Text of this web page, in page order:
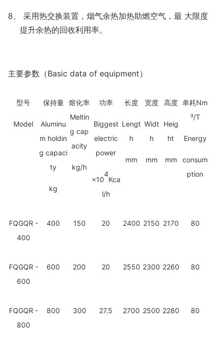
8、 采用热交换装置，烟气余热加热助燃空气，最 大限度
提升余热的回收利用率。
主要参数（Basic data of equipment）
型号
Model
保持量
Aluminu
m holdin
g capaci
ty
kg
熔化率
Meltin
g cap
acity
kg/h
功率
Biggest
electric
power
×10
4
Kca
l/h
长度
Lengt
h
mm
宽度
Widt
h
mm
高度
Heig
ht
mm
单耗Nm
³/T
Energy
consum
ption
FQGQR -
400
400 150 20 2400 2150 2170 80
FQGQR -
600
600 200 20 2550 2300 2260 80
FQGQR -
800
800 300 27.5 2700 2500 2280 80